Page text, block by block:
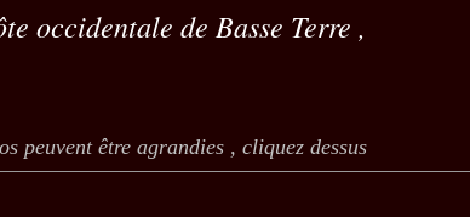
occidentale de Basse Terre ,
peuvent être agrandies , cliquez dessus